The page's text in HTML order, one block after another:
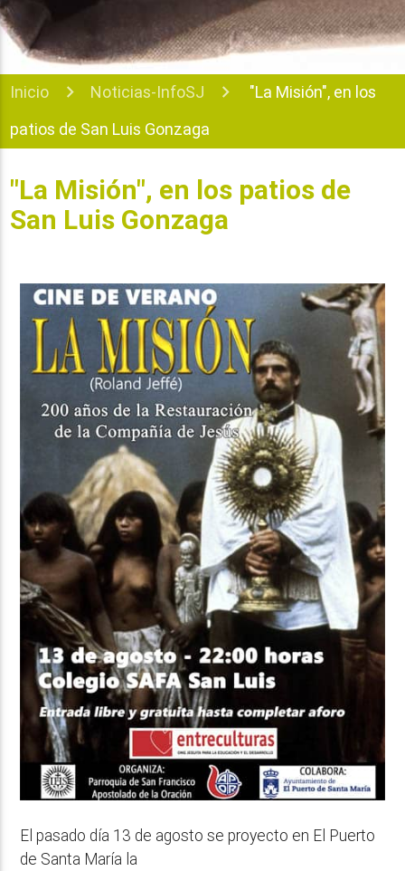
Inicio Noticias-InfoSJ
"La Misión", en los
patios de San Luis Gonzaga
"La Misión", en los patios de
San Luis Gonzaga
El pasado día 13 de agosto se proyecto en El Puerto
de Santa María la